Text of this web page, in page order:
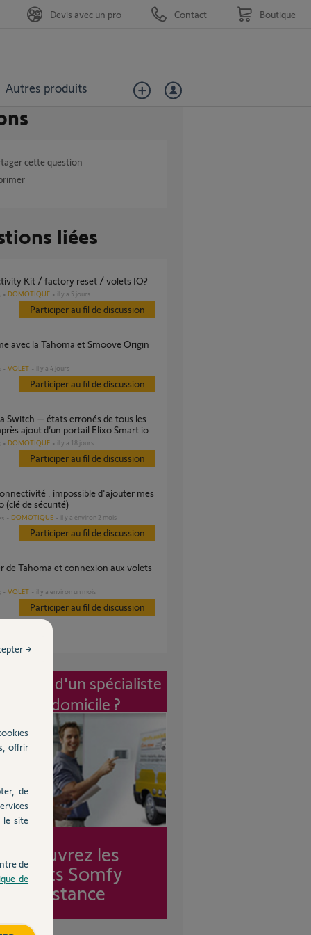
Autres produits
Devis avec un pro Contact Boutique
cette question
liées
Kit / factory reset / volets IO?
DOMOTIQUE il y a 5 jours
Participer au fil de discussion
VOLET il y a 4 jours
Participer au fil de discussion
ajout d’un portail Elixo Smart io
DOMOTIQUE il y a 18 jours
Participer au fil de discussion
(clé de sécurité)
DOMOTIQUE il y a environ 2 mois
Participer au fil de discussion
VOLET il y a environ un mois
Participer au fil de discussion
d'un spécialiste
à mon domicile ?
Découvrez les
forfaits Somfy
Assistance
offrir
de
le site
de
de
→